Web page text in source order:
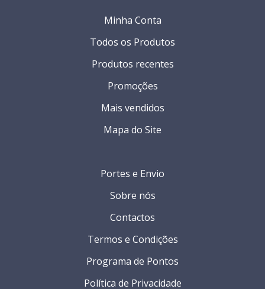
Portes e Envio
Sobre nós
Contactos
Termos e Condições
Programa de Pontos
Política de Privacidade
Minha Conta
Todos os Produtos
Produtos recentes
Promoções
Mais vendidos
Mapa do Site